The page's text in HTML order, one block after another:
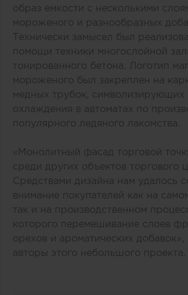
образ емкости с несколькими
мороженого и разнообразных
Технически замысел был
помощи техники многослойной
тонированного бетона. Логотип
мороженого был закреплен на
медных трубок, символизирующих
охлаждения в автоматах по
популярного ледяного лакомства.
«Монолитный фасад торговой
среди других объектов торгового
Средствами дизайна нам удалось
внимание покупателей как на
так и на производственном
которого перемешивание слоев
орехов и ароматических добавок»,
авторы этого небольшого проекта.